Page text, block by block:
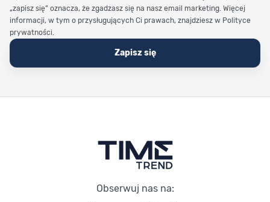
„zapisz się” oznacza, że zgadzasz się na nasz email marketing. Więcej
informacji, w tym o przysługujących Ci prawach, znajdziesz w Polityce
prywatności.
Zapisz się
Obserwuj nas na: